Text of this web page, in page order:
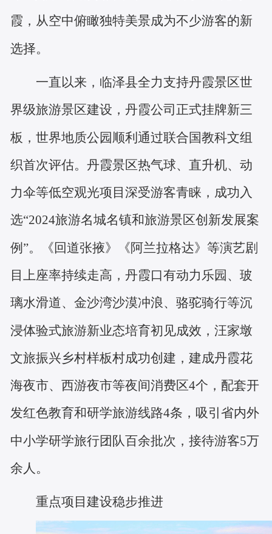
霞，从空中俯瞰独特美景成为不少游客的新
选择。
一直以来，临泽县全力支持丹霞景区世
界级旅游景区建设，丹霞公司正式挂牌新三
板，世界地质公园顺利通过联合国教科文组
织首次评估。丹霞景区热气球、直升机、动
力伞等低空观光项目深受游客青睐，成功入
选“2024旅游名城名镇和旅游景区创新发展案
例”。《回道张掖》《阿兰拉格达》等演艺剧
目上座率持续走高，丹霞口有动力乐园、玻
璃水滑道、金沙湾沙漠冲浪、骆驼骑行等沉
浸体验式旅游新业态培育初见成效，汪家墩
文旅振兴乡村样板村成功创建，建成丹霞花
海夜市、西游夜市等夜间消费区4个，配套开
发红色教育和研学旅游线路4条，吸引省内外
中小学研学旅行团队百余批次，接待游客5万
余人。
重点项目建设稳步推进